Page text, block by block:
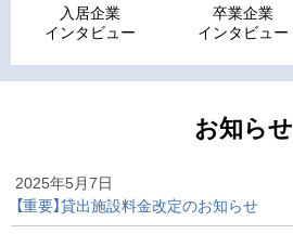
入居企業
インタビュー
卒業企業
インタビュー
お知らせ
2025年5月7日
【重要】貸出施設料金改定のお知らせ